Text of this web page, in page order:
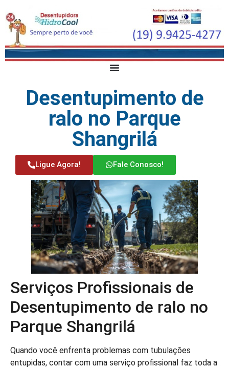
Desentupimento de
ralo no Parque
Shangrilá
Ligue Agora! Fale Conosco!
Serviços Profissionais de
Desentupimento de ralo no
Parque Shangrilá
Quando você enfrenta problemas com tubulações
entupidas, contar com uma serviço profissional faz toda a